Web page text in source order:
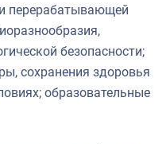
перерабатывающей
безопасности;
сохранения здоровья
образовательные